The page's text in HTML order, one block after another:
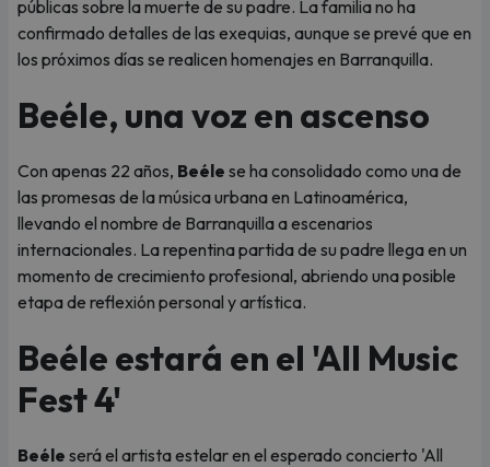
públicas sobre la muerte de su padre. La familia no ha
confirmado detalles de las exequias, aunque se prevé que en
los próximos días se realicen homenajes en Barranquilla.
Beéle, una voz en ascenso
Con apenas 22 años, Beéle se ha consolidado como una de
las promesas de la música urbana en Latinoamérica,
llevando el nombre de Barranquilla a escenarios
internacionales. La repentina partida de su padre llega en un
momento de crecimiento profesional, abriendo una posible
etapa de reflexión personal y artística.
Beéle estará en el 'All Music
Fest 4'
Beéle será el artista estelar en el esperado concierto 'All